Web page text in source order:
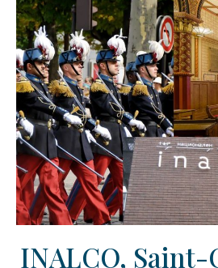
INALCO, Saint-